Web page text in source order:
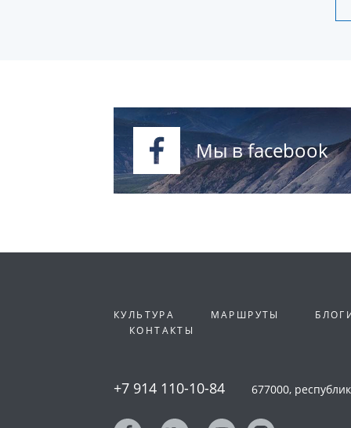
Мы в facebook
КУЛЬТУРА МАРШРУТЫ
КОНТАКТЫ
+7 914 110-10-84 677000,